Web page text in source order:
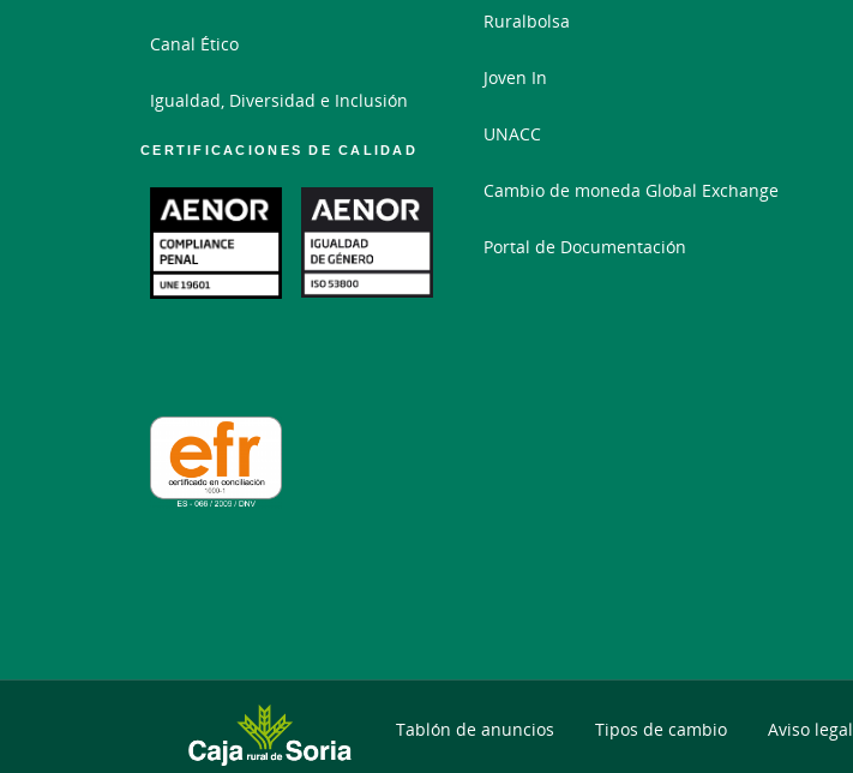
Canal Ético
Igualdad, Diversidad e Inclusión
CERTIFICACIONES DE CALIDAD
Ruralbolsa
Joven In
UNACC
Cambio de moneda Global Exchange
Portal de Documentación
Tablón de anuncios Tipos de cambio Aviso legal